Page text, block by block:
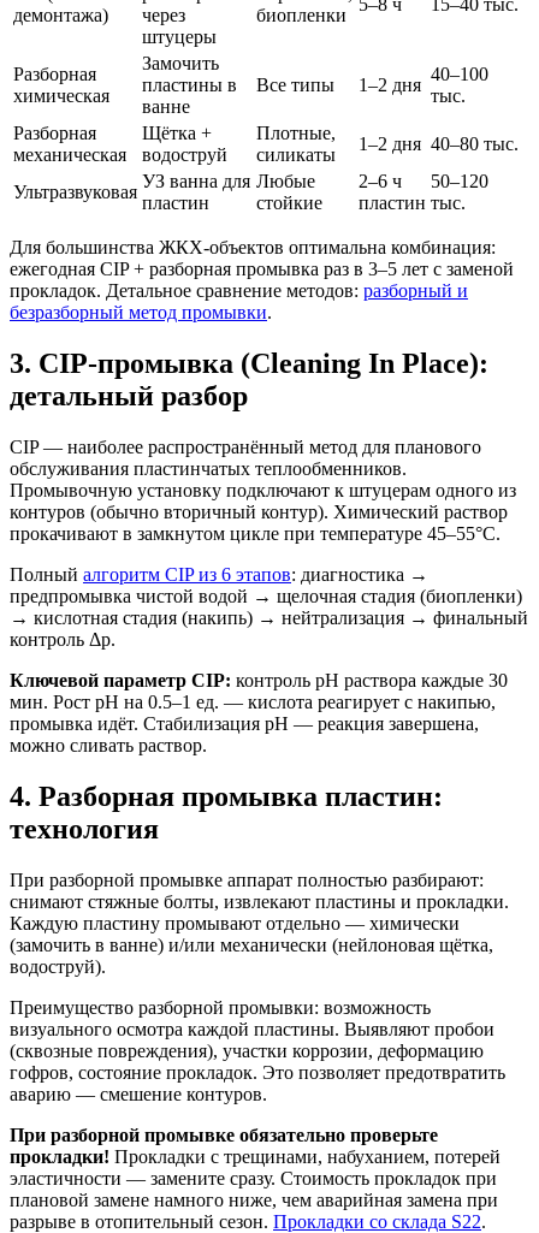
демонтажа)
через
штуцеры
биопленки
5–8 ч 15–40 тыс.
Разборная
химическая
Замочить
пластины в
ванне
Все типы 1–2 дня
40–100
тыс.
Разборная
механическая
Щётка +
водоструй
Плотные,
силикаты
1–2 дня 40–80 тыс.
Ультразвуковая
УЗ ванна для
пластин
Любые
стойкие
2–6 ч
пластин
50–120
тыс.
Для большинства ЖКХ-объектов оптимальна комбинация:
ежегодная CIP + разборная промывка раз в 3–5 лет с заменой
прокладок. Детальное сравнение методов: разборный и
безразборный метод промывки.
3. CIP-промывка (Cleaning In Place):
детальный разбор
CIP — наиболее распространённый метод для планового
обслуживания пластинчатых теплообменников.
Промывочную установку подключают к штуцерам одного из
контуров (обычно вторичный контур). Химический раствор
прокачивают в замкнутом цикле при температуре 45–55°C.
Полный алгоритм CIP из 6 этапов: диагностика →
предпромывка чистой водой → щелочная стадия (биопленки)
→ кислотная стадия (накипь) → нейтрализация → финальный
контроль Δp.
Ключевой параметр CIP: контроль pH раствора каждые 30
мин. Рост pH на 0.5–1 ед. — кислота реагирует с накипью,
промывка идёт. Стабилизация pH — реакция завершена,
можно сливать раствор.
4. Разборная промывка пластин:
технология
При разборной промывке аппарат полностью разбирают:
снимают стяжные болты, извлекают пластины и прокладки.
Каждую пластину промывают отдельно — химически
(замочить в ванне) и/или механически (нейлоновая щётка,
водоструй).
Преимущество разборной промывки: возможность
визуального осмотра каждой пластины. Выявляют пробои
(сквозные повреждения), участки коррозии, деформацию
гофров, состояние прокладок. Это позволяет предотвратить
аварию — смешение контуров.
При разборной промывке обязательно проверьте
прокладки! Прокладки с трещинами, набуханием, потерей
эластичности — замените сразу. Стоимость прокладок при
плановой замене намного ниже, чем аварийная замена при
разрыве в отопительный сезон. Прокладки со склада S22.